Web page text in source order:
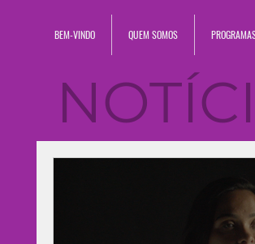
BEM-VINDO QUEM SOMOS